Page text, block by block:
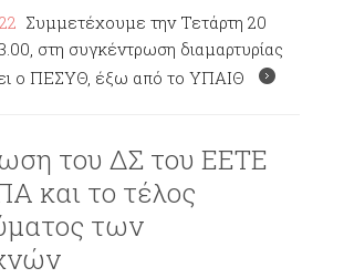
Συμμετέχουμε την Τετάρτη 20
στη συγκέντρωση διαμαρτυρίας
ο ΠΕΣΥΘ, έξω από το ΥΠΑΙΘ
του ΔΣ του ΕΕΤΕ
και το τέλος
των